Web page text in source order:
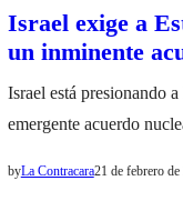
Israel exige a
un inminente
Israel está presionando
emergente acuerdo
byLa Contracara21 de febrero de